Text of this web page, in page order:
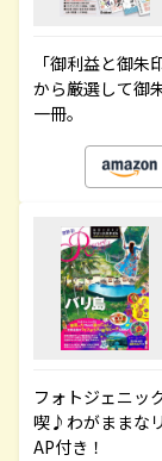
「御利益と御
から厳選して御
一冊。
フォトジェニッ
喫♪わがままな
AP付き！